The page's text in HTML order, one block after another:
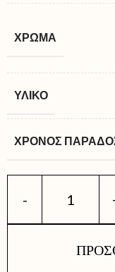
ΧΡΏΜΑ
ΥΛΙΚΌ
ΧΡΌΝΟΣ